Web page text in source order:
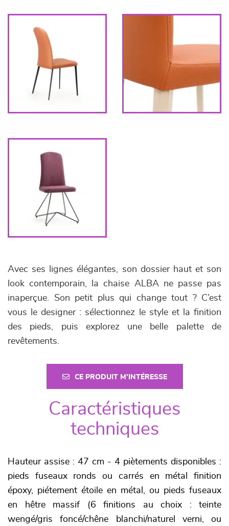
Avec ses lignes élégantes, son dossier haut et son
look contemporain, la chaise ALBA ne passe pas
inaperçue. Son petit plus qui change tout ? C’est
vous le designer : sélectionnez le style et la finition
des pieds, puis explorez une belle palette de
revêtements.
CE PRODUIT M'INTÉRESSE
Caractéristiques
techniques
Hauteur assise : 47 cm - 4 piètements disponibles :
pieds fuseaux ronds ou carrés en métal finition
époxy, piétement étoile en métal, ou pieds fuseaux
en hêtre massif (6 finitions au choix : teinte
wengé/gris foncé/chêne blanchi/naturel verni, ou